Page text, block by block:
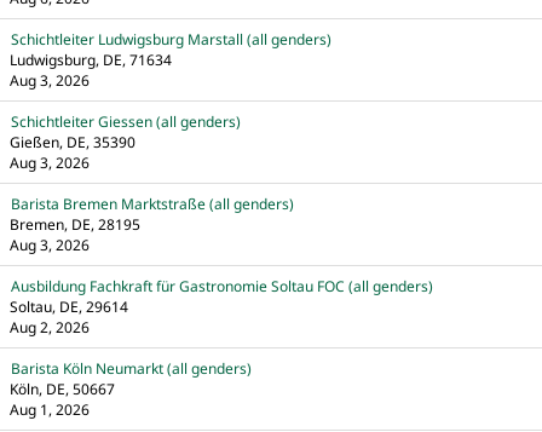
Schichtleiter Ludwigsburg Marstall (all genders)
Ludwigsburg, DE, 71634
Aug 3, 2026
Schichtleiter Giessen (all genders)
Gießen, DE, 35390
Aug 3, 2026
Barista Bremen Marktstraße (all genders)
Bremen, DE, 28195
Aug 3, 2026
Ausbildung Fachkraft für Gastronomie Soltau FOC (all genders)
Soltau, DE, 29614
Aug 2, 2026
Barista Köln Neumarkt (all genders)
Köln, DE, 50667
Aug 1, 2026